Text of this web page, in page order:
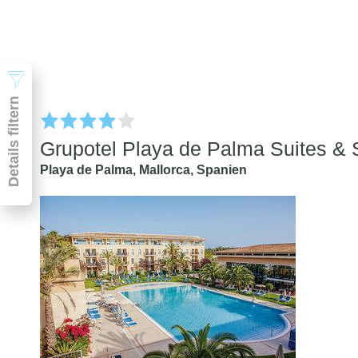
Details filtern
Pauschal & Lastminute
Nur Hotel
Abflughafen
Abflughafen
Zielflughafen
beliebig
früheste
-
späteste
Grupotel Playa de Palma Suites &
Playa de Palma, Mallorca, Spanien